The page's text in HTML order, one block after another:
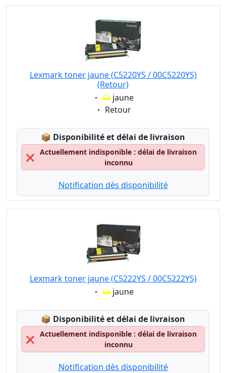
Lexmark toner jaune (C5220YS / 00C5220YS)
(Retour)
Eigenschaft:
jaune
Eigenschaft:
Retour
📦 Lagerstatus:
Disponibilité et délai de livraison
❌
Actuellement indisponible : délai de livraison
inconnu
Notification dès disponibilité
Lexmark toner jaune (C5222YS / 00C5222YS)
Eigenschaft:
jaune
📦 Lagerstatus:
Disponibilité et délai de livraison
❌
Actuellement indisponible : délai de livraison
inconnu
Notification dès disponibilité